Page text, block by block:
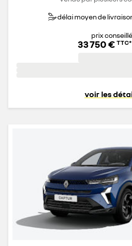
délai moyen de
prix conseillé
33 750 € TTC*
voir les